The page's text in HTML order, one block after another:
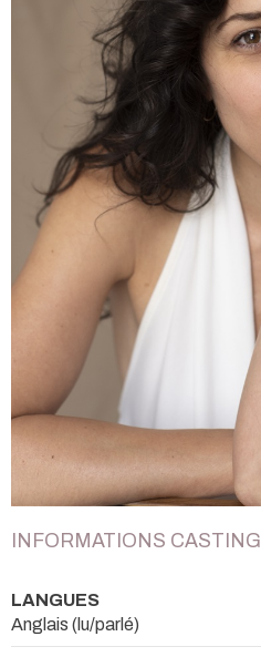
INFORMATIONS CASTING
LANGUES
Anglais (lu/parlé)